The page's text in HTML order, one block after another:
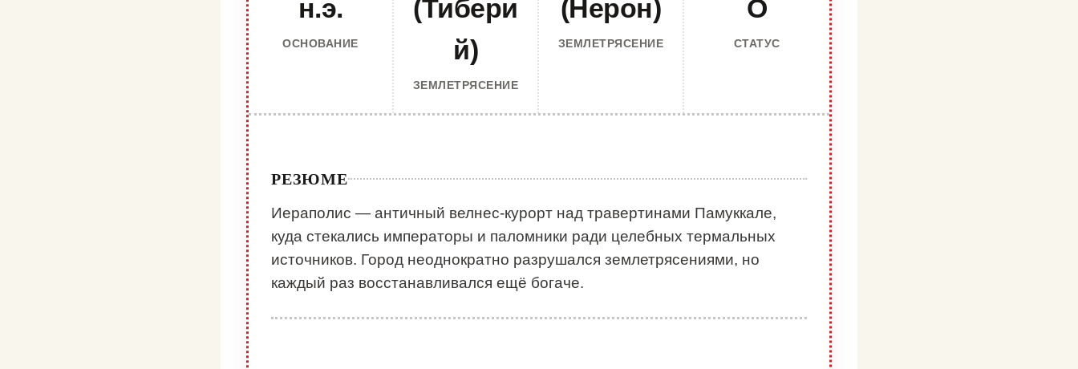
н.э.
ОСНОВАНИЕ
(Тибери
й)
ЗЕМЛЕТРЯСЕНИЕ
(Нерон)
ЗЕМЛЕТРЯСЕНИЕ
О
СТАТУС
РЕЗЮМЕ
Иераполис — античный велнес-курорт над травертинами Памуккале,
куда стекались императоры и паломники ради целебных термальных
источников. Город неоднократно разрушался землетрясениями, но
каждый раз восстанавливался ещё богаче.